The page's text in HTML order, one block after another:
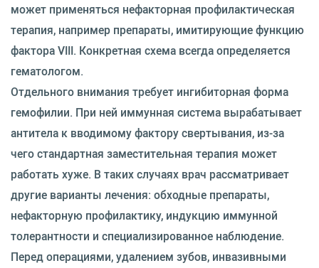
может применяться нефакторная профилактическая
терапия, например препараты, имитирующие функцию
фактора VIII. Конкретная схема всегда определяется
гематологом.
Отдельного внимания требует ингибиторная форма
гемофилии. При ней иммунная система вырабатывает
антитела к вводимому фактору свертывания, из-за
чего стандартная заместительная терапия может
работать хуже. В таких случаях врач рассматривает
другие варианты лечения: обходные препараты,
нефакторную профилактику, индукцию иммунной
толерантности и специализированное наблюдение.
Перед операциями, удалением зубов, инвазивными